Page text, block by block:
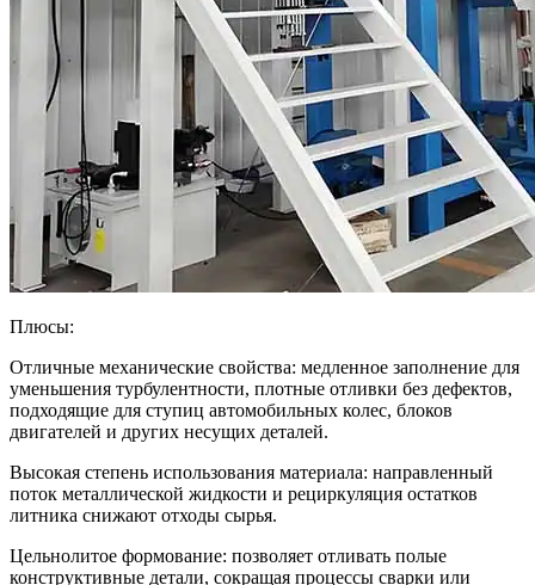
Плюсы:
Отличные механические свойства: медленное заполнение для
уменьшения турбулентности, плотные отливки без дефектов,
подходящие для ступиц автомобильных колес, блоков
двигателей и других несущих деталей.
Высокая степень использования материала: направленный
поток металлической жидкости и рециркуляция остатков
литника снижают отходы сырья.
Цельнолитое формование: позволяет отливать полые
конструктивные детали, сокращая процессы сварки или